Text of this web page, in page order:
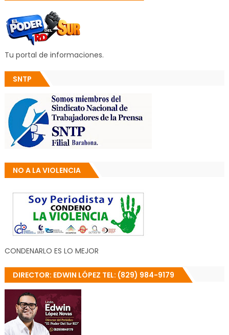
Tu portal de informaciones.
SNTP
NO A LA VIOLENCIA
CONDENARLO ES LO MEJOR
DIRECTOR: EDWIN LÓPEZ TEL: (829) 984-9179